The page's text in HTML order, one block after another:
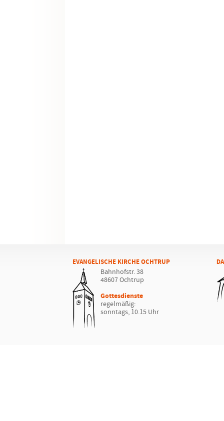
EVANGELISCHE KIRCHE OCHTRUP
Bahnhofstr. 38
48607 Ochtrup
Gottesdienste
regelmäßig:
sonntags, 10.15 Uhr